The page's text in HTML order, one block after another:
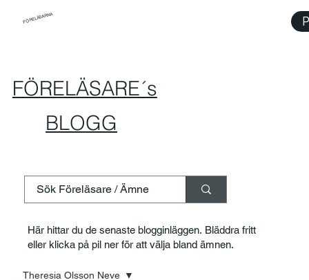
FÖRELÄSARNA
FÖRELÄSARE´s
BLOGG
Här hittar du de senaste blogginläggen. Bläddra fritt
eller klicka på pil ner för att välja bland ämnen.
Theresia Olsson Neve